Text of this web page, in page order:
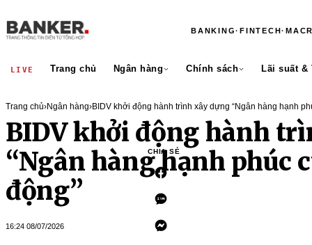
BANKING·FINTECH·
LIVE Trang chủ Ngân hàng Chính sách Lãi suất &
Trang chủ›Ngân hàng›BIDV khởi động hành trình xây dựng “Ngân hàng hạnh
BIDV khởi động hành
“Ngân hàng hạnh phúc
động”
16:24 08/07/2026
CHIA SẺ